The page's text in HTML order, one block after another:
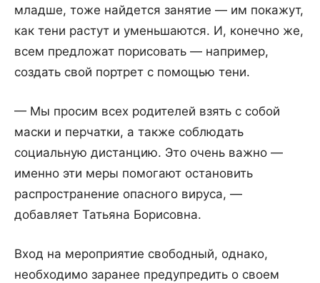
младше, тоже найдется занятие — им покажут,
как тени растут и уменьшаются. И, конечно же,
всем предложат порисовать — например,
создать свой портрет с помощью тени.
— Мы просим всех родителей взять с собой
маски и перчатки, а также соблюдать
социальную дистанцию. Это очень важно —
именно эти меры помогают остановить
распространение опасного вируса, —
добавляет Татьяна Борисовна.
Вход на мероприятие свободный, однако,
необходимо заранее предупредить о своем